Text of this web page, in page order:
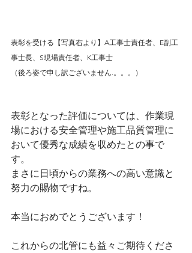
表彰を受ける【写真右より】A工事士責任者、E副工
事士長、S現場責任者、K工事士
（後ろ姿で申し訳ございません.。。。）
表彰となった評価については、作業現
場における安全管理や施工品質管理に
おいて優秀な成績を収めたとの事で
す。
まさに日頃からの業務への高い意識と
努力の賜物ですね。
本当におめでとうございます！
これからの北管にも益々ご期待くださ